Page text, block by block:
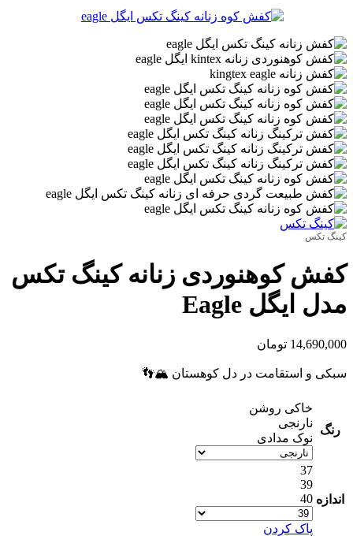
کینگ تکس
کفش کوهنوردی زنانه کینگ تکس
مدل ایگل Eagle
14,690,000 تومان
سبکی و استقامت در دل کوهستان 🏔️👣
رنگ
خاکی روشن
نارنجی
نوک مدادی
اندازه
37
39
40
پاک کردن